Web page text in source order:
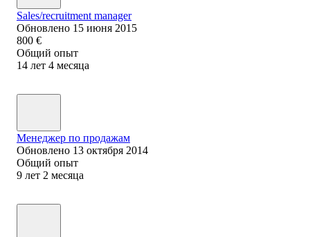
Sales/recruitment manager
Обновлено 15 июня 2015
800 €
Общий опыт
14 лет 4 месяца
Менеджер по продажам
Обновлено 13 октября 2014
Общий опыт
9 лет 2 месяца